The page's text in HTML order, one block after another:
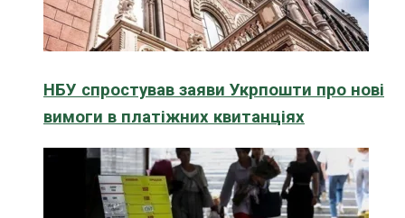
НБУ спростував заяви Укрпошти про нові
вимоги в платіжних квитанціях